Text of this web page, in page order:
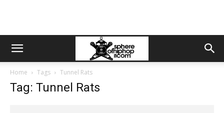
Home Tags Tunnel Rats
Tag: Tunnel Rats